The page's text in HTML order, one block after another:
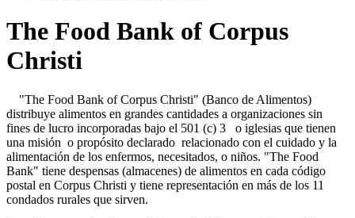
The Food Bank of Corpus
Christi
"The Food Bank of Corpus Christi" (Banco de Alimentos)
distribuye alimentos en grandes cantidades a organizaciones sin
fines de lucro incorporadas bajo el 501 (c) 3 o iglesias que tienen
una misión o propósito declarado relacionado con el cuidado y la
alimentación de los enfermos, necesitados, o niños. "The Food
Bank" tiene despensas (almacenes) de alimentos en cada código
postal en Corpus Christi y tiene representación en más de los 11
condados rurales que sirven.